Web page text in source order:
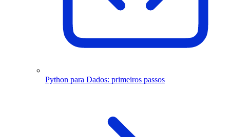
Python para Dados: primeiros passos